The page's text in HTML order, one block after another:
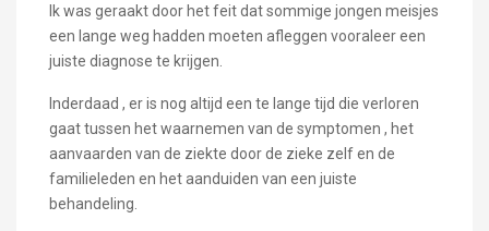
Ik was geraakt door het feit dat sommige jongen meisjes
een lange weg hadden moeten afleggen vooraleer een
juiste diagnose te krijgen.
Inderdaad , er is nog altijd een te lange tijd die verloren
gaat tussen het waarnemen van de symptomen , het
aanvaarden van de ziekte door de zieke zelf en de
familieleden en het aanduiden van een juiste
behandeling.